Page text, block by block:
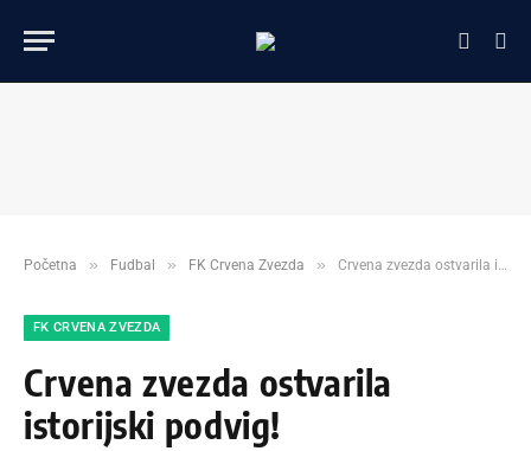
Početna » Fudbal » FK Crvena Zvezda » Crvena zvezda ostvarila istorijski podvig!
FK CRVENA ZVEZDA
Crvena zvezda ostvarila
istorijski podvig!